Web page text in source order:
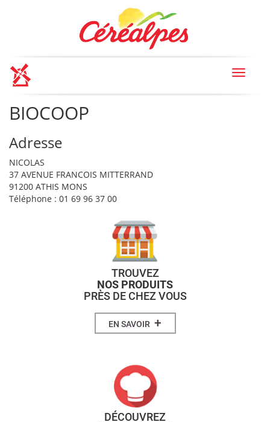
Toggle
BIOCOOP
Adresse
NICOLAS
37 AVENUE FRANCOIS MITTERRAND
91200 ATHIS MONS
Téléphone : 01 69 96 37 00
TROUVEZ
NOS PRODUITS
PRÈS DE CHEZ VOUS
EN SAVOIR +
DÉCOUVREZ